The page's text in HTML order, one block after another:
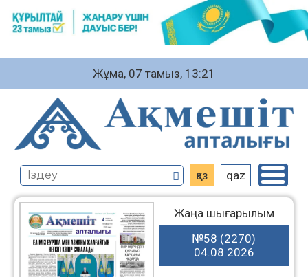
Жұма, 07 тамыз, 13:21
қаз qaz
Жаңа шығарылым
№58 (2270)
04.08.2026